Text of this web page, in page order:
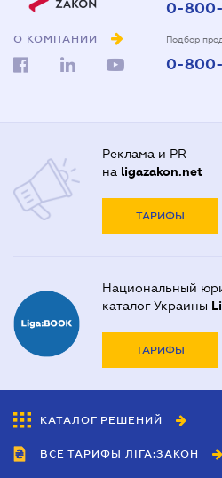
О КОМПАНИИ
0-800-
Подбор
0-800-
Реклама и PR
на ligazakon.net
ТАРИФЫ
Национальный
каталог Украины
ТАРИФЫ
КАТАЛОГ РЕШЕНИЙ
ВСЕ ТАРИФЫ ЛІГА:ЗАКОН